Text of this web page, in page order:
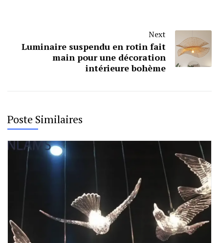
Next
Luminaire suspendu en rotin fait
main pour une décoration
intérieure bohème
Poste Similaires